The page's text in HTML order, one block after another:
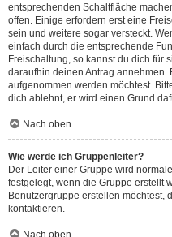
entsprechenden Schaltfläche
offen. Einige erfordern erst eine
sein und weitere sogar versteckt.
einfach durch die entsprechende
Freischaltung, so kannst du dich für
daraufhin deinen Antrag annehmen.
aufgenommen werden möchtest.
dich ablehnt, er wird einen Grund
Nach oben
Wie werde ich Gruppenleiter?
Der Leiter einer Gruppe wird
festgelegt, wenn die Gruppe erstellt
Benutzergruppe erstellen möchtest,
kontaktieren.
Nach oben